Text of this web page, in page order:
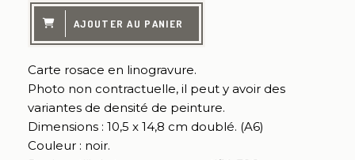
AJOUTER AU PANIER
Carte rosace en linogravure.
Photo non contractuelle, il peut y avoir des
variantes de densité de peinture.
Dimensions : 10,5 x 14,8 cm doublé. (A6)
Couleur : noir.